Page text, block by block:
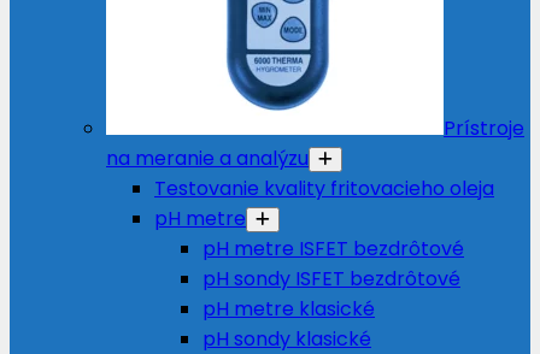
Prístroje
na meranie a analýzu
Testovanie kvality fritovacieho oleja
pH metre
pH metre ISFET bezdrôtové
pH sondy ISFET bezdrôtové
pH metre klasické
pH sondy klasické